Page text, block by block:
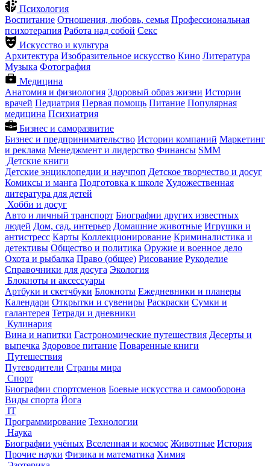
Психология
Воспитание Отношения, любовь, семья Профессиональная
психотерапия Работа над собой Секс
Искусство и культура
Архитектура Изобразительное искусство Кино Литература
Музыка Фотография
Медицина
Анатомия и физиология Здоровый образ жизни Истории
врачей Педиатрия Первая помощь Питание Популярная
медицина Психиатрия
Бизнес и саморазвитие
Бизнес и предпринимательство Истории компаний Маркетинг
и реклама Менеджмент и лидерство Финансы SMM
Детские книги
Детские энциклопедии и научпоп Детское творчество и досуг
Комиксы и манга Подготовка к школе Художественная
литература для детей
Хобби и досуг
Авто и личный транспорт Биографии других известных
людей Дом, сад, интерьер Домашние животные Игрушки и
антистресс Карты Коллекционирование Криминалистика и
детективы Общество и политика Оружие и военное дело
Охота и рыбалка Право (общее) Рисование Рукоделие
Справочники для досуга Экология
Блокноты и аксессуары
Артбуки и скетчбуки Блокноты Ежедневники и планеры
Календари Открытки и сувениры Раскраски Сумки и
галантерея Тетради и дневники
Кулинария
Вина и напитки Гастрономические путешествия Десерты и
выпечка Здоровое питание Поваренные книги
Путешествия
Путеводители Страны мира
Спорт
Биографии спортсменов Боевые искусства и самооборона
Виды спорта Йога
IT
Программирование Технологии
Наука
Биографии учёных Вселенная и космос Животные История
Прочие науки Физика и математика Химия